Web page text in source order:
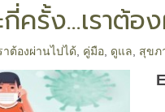
ครั้ง...เราต้
าต้องผ่านไปได้ คู่มือ ดูแล สุขภ